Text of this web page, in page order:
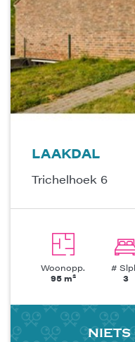
LAAKDAL
Trichelhoek 6
Woonopp.
95 m²
#
3
NIETS